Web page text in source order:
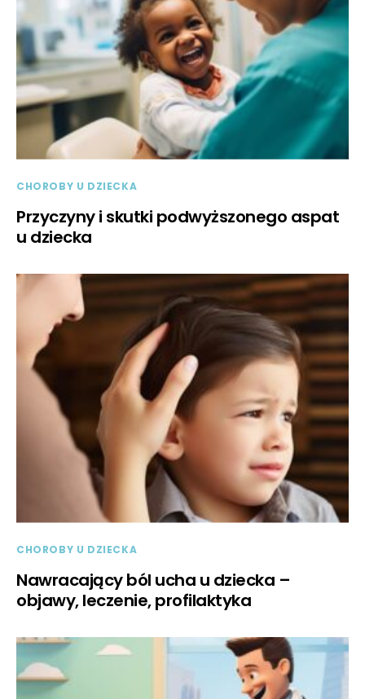
CHOROBY U DZIECKA
Przyczyny i skutki podwyższonego aspat
u dziecka
CHOROBY U DZIECKA
Nawracający ból ucha u dziecka –
objawy, leczenie, profilaktyka